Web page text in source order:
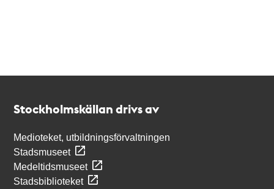
Stockholmskällan drivs av
Medioteket, utbildningsförvaltningen
Stadsmuseet
Medeltidsmuseet
Stadsbiblioteket